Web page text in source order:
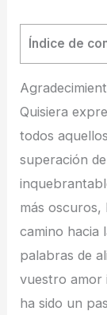
Índice de
Quisiera
todos
superación
más oscuros,
camino hacia
palabras de
vuestro amor
ha sido un